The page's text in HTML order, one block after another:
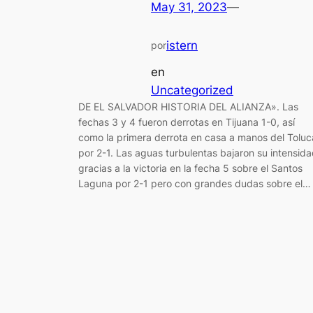
May 31, 2023—
poristern
en
Uncategorized
DE EL SALVADOR HISTORIA DEL ALIANZA». Las
fechas 3 y 4 fueron derrotas en Tijuana 1-0, así
como la primera derrota en casa a manos del
por 2-1. Las aguas turbulentas bajaron su
gracias a la victoria en la fecha 5 sobre el Santos
Laguna por 2-1 pero con grandes dudas sobre el…